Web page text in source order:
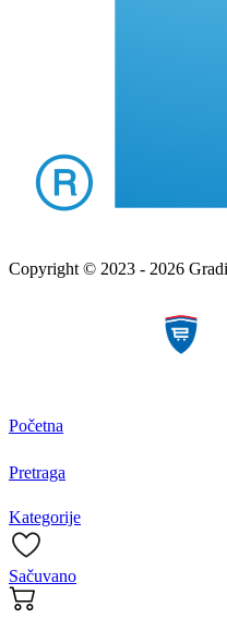
Copyright © 2023 - 2026
Početna
Pretraga
Kategorije
Sačuvano